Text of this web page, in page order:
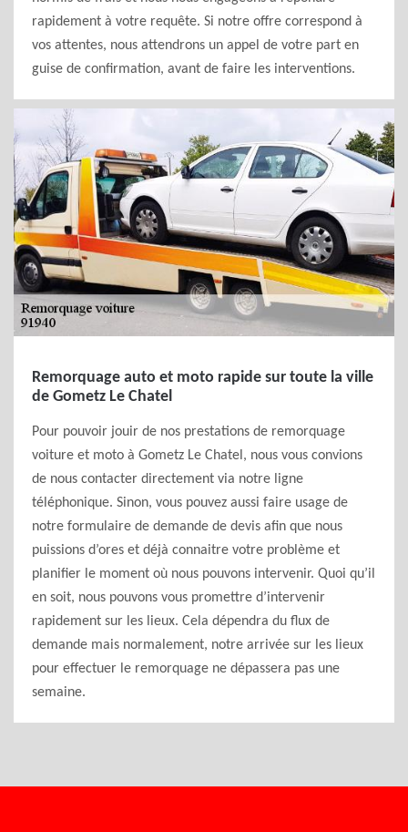
rapidement à votre requête. Si notre offre correspond à
vos attentes, nous attendrons un appel de votre part en
guise de confirmation, avant de faire les interventions.
Remorquage auto et moto rapide sur toute la ville
de Gometz Le Chatel
Pour pouvoir jouir de nos prestations de remorquage
voiture et moto à Gometz Le Chatel, nous vous convions
de nous contacter directement via notre ligne
téléphonique. Sinon, vous pouvez aussi faire usage de
notre formulaire de demande de devis afin que nous
puissions d’ores et déjà connaitre votre problème et
planifier le moment où nous pouvons intervenir. Quoi qu’il
en soit, nous pouvons vous promettre d’intervenir
rapidement sur les lieux. Cela dépendra du flux de
demande mais normalement, notre arrivée sur les lieux
pour effectuer le remorquage ne dépassera pas une
semaine.